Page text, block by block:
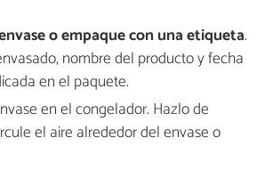
o empaque con una etiqueta.
nombre del producto y fecha
en el paquete.
en el congelador. Hazlo de
el aire alrededor del envase o